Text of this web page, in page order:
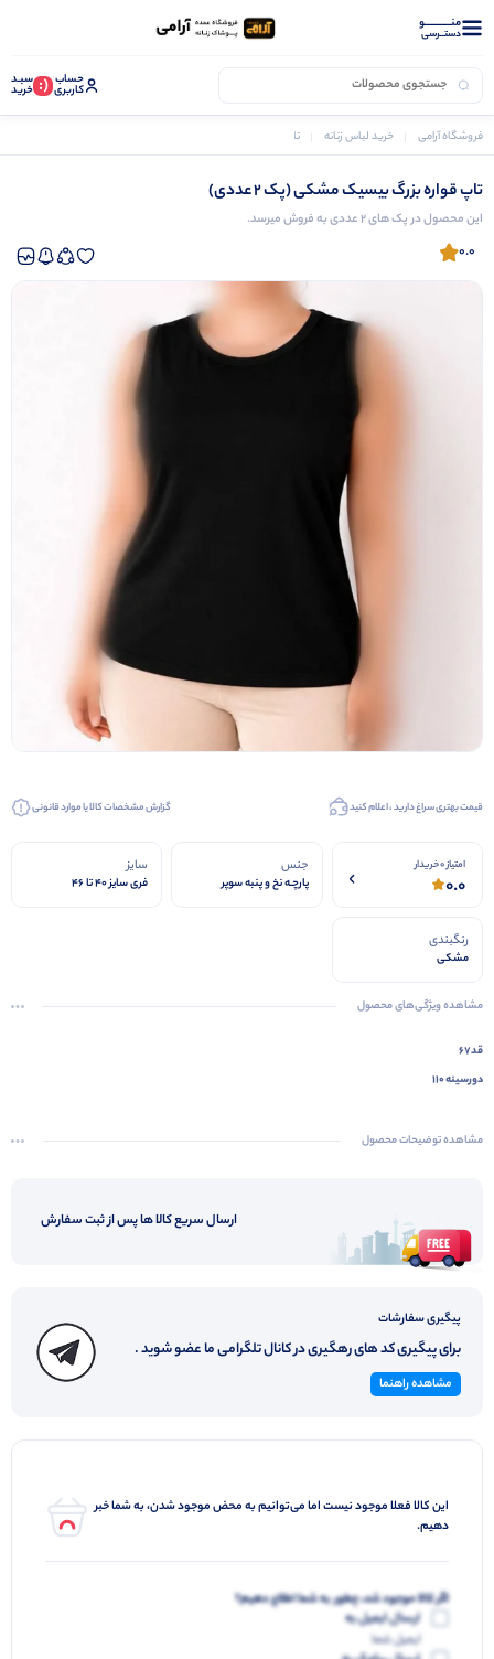
منــــــــــــو
دستــرسی
حساب
کاربری (: سبـد
خرید
فروشگاه آرامی خرید لباس زنانه تاپ و نیم تنه زنانه
تاپ قواره بزرگ بیسیک مشکی (پک 2 عددی)
این محصول در پک های 2 عددی به فروش میرسد.
0.0
قیمت بهتری سراغ دارید ، اعلام کنید گزارش مشخصات کالا یا موارد قانونی
امتیاز 0 خریدار
0.0
جنس
پارچـه نخ و پنبه سوپر
سایز
فری سایز 40 تا 46
رنگبندی
مشکی
مشاهده ویژگی‌های محصول
قد۶۷
دورسینه ۱۱۰
مشاهده توضیحات محصول
ارسال سریع کالا ها پس از ثبت سفارش
پیگیری سفارشات
برای پیگیری کد های رهگیری در کانال تلگرامی ما عضو شوید .
مشاهده راهنما
این کالا فعلا موجود نیست اما می‌توانیم به محض موجود شدن، به شما خبر
دهیم.
اگر کالا موجود شد، چطور به شما اطلاع دهیم؟
ارسال ایمیل به
ایمیل شما